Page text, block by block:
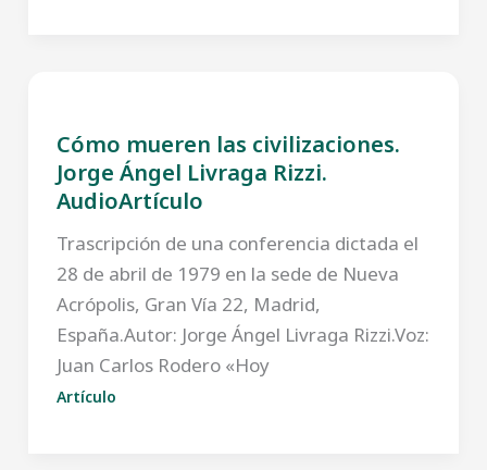
Cómo mueren las civilizaciones.
Jorge Ángel Livraga Rizzi.
AudioArtículo
Trascripción de una conferencia dictada el
28 de abril de 1979 en la sede de Nueva
Acrópolis, Gran Vía 22, Madrid,
España.Autor: Jorge Ángel Livraga Rizzi.Voz:
Juan Carlos Rodero «Hoy
Artículo